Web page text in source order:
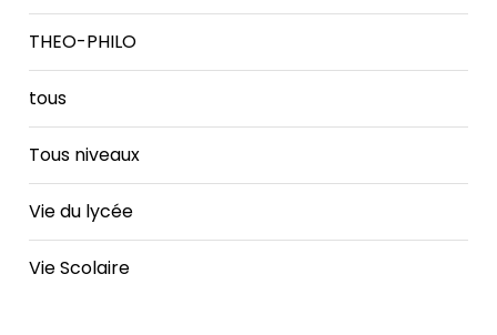
THEO-PHILO
tous
Tous niveaux
Vie du lycée
Vie Scolaire